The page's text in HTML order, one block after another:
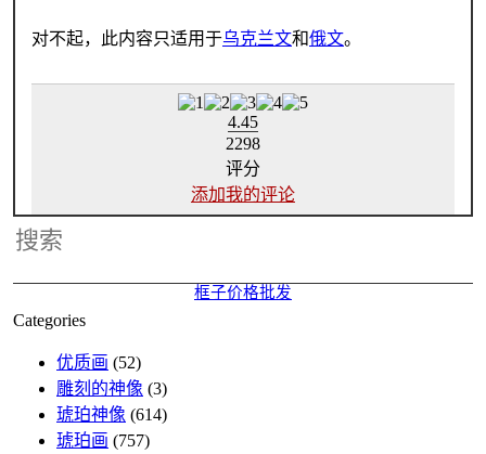
对不起，此内容只适用于乌克兰文和俄文。
4.45
2298
评分
添加我的评论
Categories
优质画 (52)
雕刻的神像 (3)
琥珀神像 (614)
琥珀画 (757)